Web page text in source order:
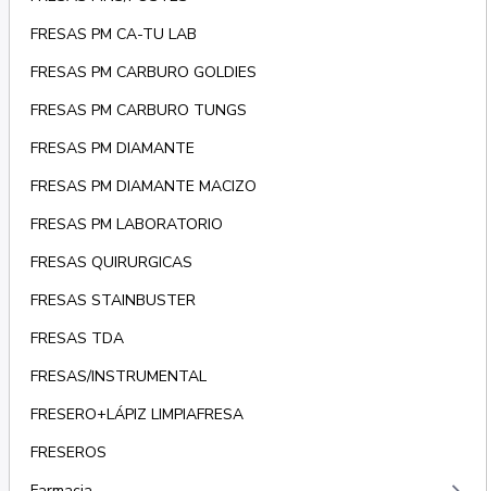
FRESAS PM CA-TU LAB
FRESAS PM CARBURO GOLDIES
FRESAS PM CARBURO TUNGS
FRESAS PM DIAMANTE
FRESAS PM DIAMANTE MACIZO
FRESAS PM LABORATORIO
FRESAS QUIRURGICAS
FRESAS STAINBUSTER
FRESAS TDA
FRESAS/INSTRUMENTAL
FRESERO+LÁPIZ LIMPIAFRESA
FRESEROS